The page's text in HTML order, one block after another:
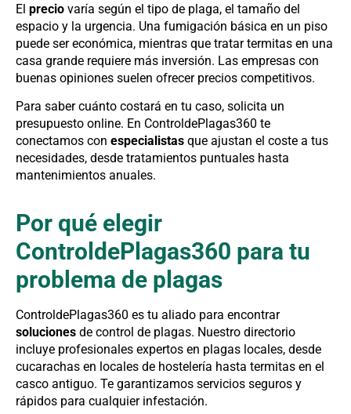
El precio varía según el tipo de plaga, el tamaño del
espacio y la urgencia. Una fumigación básica en un piso
puede ser económica, mientras que tratar termitas en una
casa grande requiere más inversión. Las empresas con
buenas opiniones suelen ofrecer precios competitivos.
Para saber cuánto costará en tu caso, solicita un
presupuesto online. En ControldePlagas360 te
conectamos con especialistas que ajustan el coste a tus
necesidades, desde tratamientos puntuales hasta
mantenimientos anuales.
Por qué elegir
ControldePlagas360 para tu
problema de plagas
ControldePlagas360 es tu aliado para encontrar
soluciones de control de plagas. Nuestro directorio
incluye profesionales expertos en plagas locales, desde
cucarachas en locales de hostelería hasta termitas en el
casco antiguo. Te garantizamos servicios seguros y
rápidos para cualquier infestación.